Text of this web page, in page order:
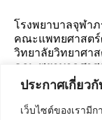
ประกาศเกี่ยว
เว็บไซต์ของเรามี
โรงพยาบาลจุฬา
คณะแพทยศาสต
วิทยาลัยวิทยาศา
คณะพยาบาลศา